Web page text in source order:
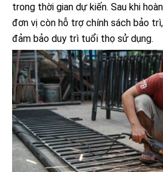
trong thời gian dự kiến. Sau khi
đơn vị còn hỗ trợ chính sách bảo
đảm bảo duy trì tuổi thọ sử dụng.